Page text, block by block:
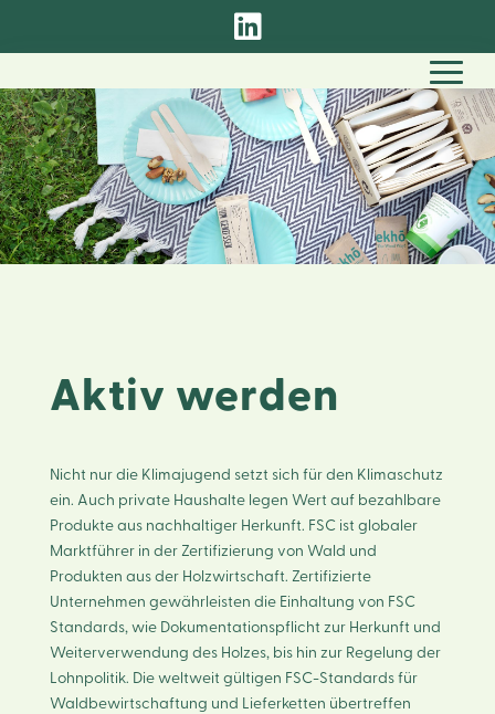

Aktiv werden
Nicht nur die Klimajugend setzt sich für den Klimaschutz
ein. Auch private Haushalte legen Wert auf bezahlbare
Produkte aus nachhaltiger Herkunft. FSC ist globaler
Marktführer in der Zertifizierung von Wald und
Produkten aus der Holzwirtschaft. Zertifizierte
Unternehmen gewährleisten die Einhaltung von FSC
Standards, wie Dokumentationspflicht zur Herkunft und
Weiterverwendung des Holzes, bis hin zur Regelung der
Lohnpolitik. Die weltweit gültigen FSC-Standards für
Waldbewirtschaftung und Lieferketten übertreffen